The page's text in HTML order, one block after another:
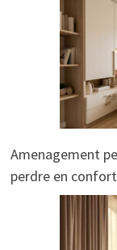
Amenagement
perdre en confort